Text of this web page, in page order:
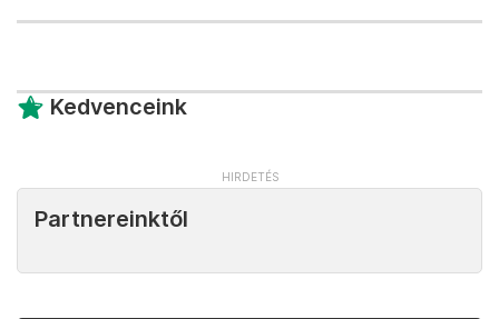
Kedvenceink
Partnereinktől